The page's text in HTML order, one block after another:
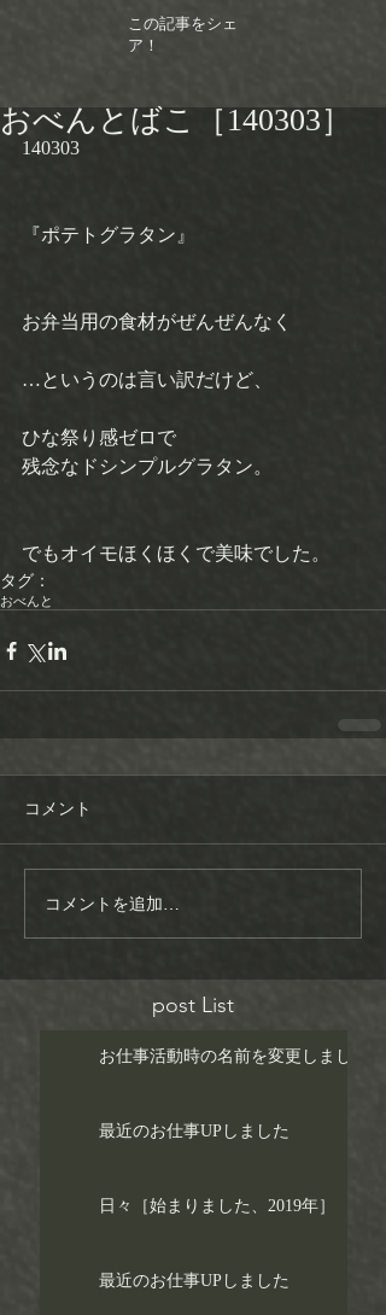
この記事をシェ
ア！
おべんとばこ［140303］
140303
『ポテトグラタン』
お弁当用の食材がぜんぜんなく
…というのは言い訳だけど、
ひな祭り感ゼロで
残念なドシンプルグラタン。
でもオイモほくほくで美味でした。
タグ：
おべんと
コメント
コメントを追加…
post List
お仕事活動時の名前を変更しました！
最近のお仕事UPしました
日々［始まりました、2019年］
最近のお仕事UPしました